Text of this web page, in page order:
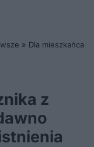
» Dla mieszkańca
z